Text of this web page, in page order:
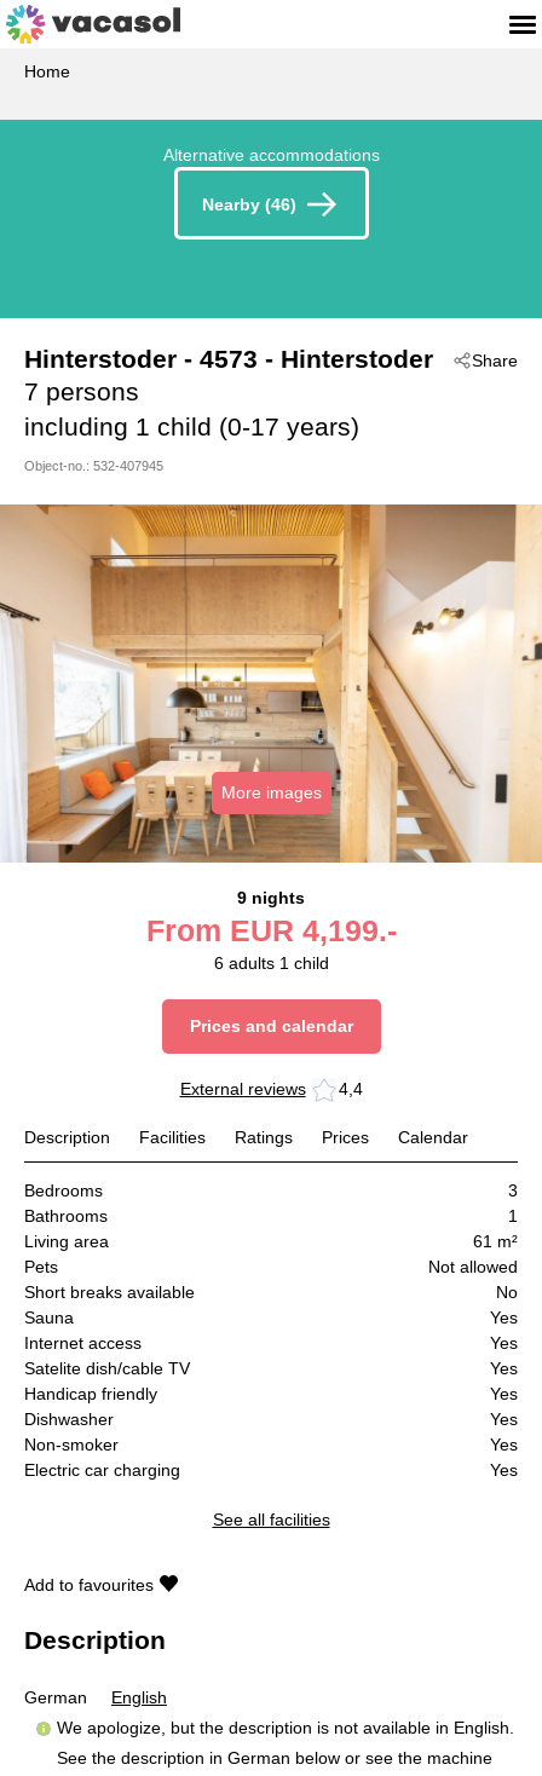
Home
Alternative accommodations
Nearby (46)
Share
Hinterstoder - 4573 - Hinterstoder
7 persons
including 1 child (0-17 years)
Object-no.: 532-407945
More images
9 nights
From EUR 4,199.-
6 adults 1 child
Prices and calendar
External reviews 4,4
Description Facilities Ratings Prices Calendar
Bedrooms
3
Bathrooms
1
Living area
61 m²
Pets
Not allowed
Short breaks available
No
Sauna
Yes
Internet access
Yes
Satelite dish/cable TV
Yes
Handicap friendly
Yes
Dishwasher
Yes
Non-smoker
Yes
Electric car charging
Yes
See all facilities
Add to favourites
Description
German
English
We apologize, but the description is not available in English.
See the description in German below or see the machine